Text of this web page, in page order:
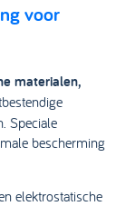
voor
materialen,
Speciale
bescherming
elektrostatische